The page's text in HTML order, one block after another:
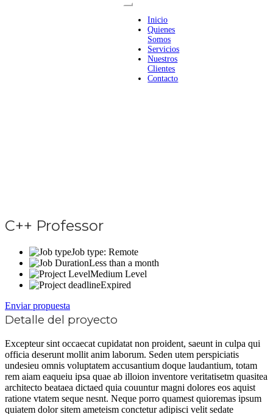
Inicio
Quienes
Somos
Servicios
Nuestros
Clientes
Contacto
C++ Professor
Job type: Remote
Less than a month
Medium Level
Expired
Enviar propuesta
Detalle del proyecto
Excepteur sint occaecat cupidatat non proident, saeunt in culpa qui
officia deserunt mollit anim laborum. Seden utem perspiciatis
undesieu omnis voluptatem accusantium doque laudantium, totam
rem aiam eaqueiu ipsa quae ab illoion inventore veritatisetm quasitea
architecto beataea dictaed quia couuntur magni dolores eos aquist
ratione vtatem seque nesnt. Neque porro quamest quioremas ipsum
quiatem dolor sitem ameteism conctetur adipisci velit sedate